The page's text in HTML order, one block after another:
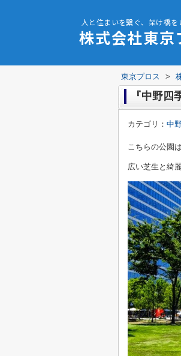
人と住まいを繋ぐ、架け橋を
株式会社東京
東京プロス >
『中野四
カテゴリ： 中
こちらの公園
広い芝生と綺